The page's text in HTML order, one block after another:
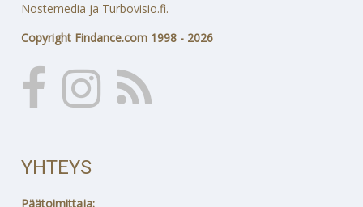
Nostemedia ja Turbovisio.fi.
Copyright Findance.com 1998 - 2026
YHTEYS
Päätoimittaja: